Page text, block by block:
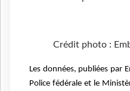
Crédit photo :
Les données, publiées par
Police fédérale et le